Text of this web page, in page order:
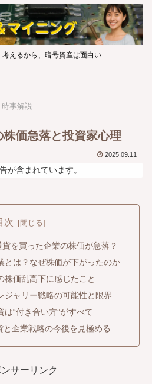
えるから、暗号資産は面白い
事解説
価急落と投資家心理
2025.09.11
が含まれています。
次
を買った企業の株価が急落？
とは？なぜ株価が下がったのか
株価乱高下に感じたこと
ジャリー戦略の可能性と限界
“付き合い方”がすべて
と企業戦略の今後を見極める
サーリンク